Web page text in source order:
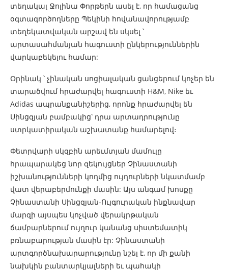
տեղակալ Ջոլինա Փորթերն ասել է, որ համացանց
օգտագործողները Պեկինի հովանավորությամբ
տեղեկատվական արշավ են սկսել ՝
արտասահմանյան հագուստի ընկերություններին
վարկաբեկելու համար:
Օրինակ ՝ չինական սոցիալական ցանցերում կոչեր են
տարածվում հրաժարվել հագուստի H&M, Nike եւ
Adidas ապրանքանիշերից, որոնք հրաժարվել են
Սինցզյան բամբակից՝ դրա արտադրությունը
ստրկատիրական աշխատանք համարելով։
Փետրվարի սկզբին արեւմտյան մամուլը
հրապարակեց նոր զեկույցներ Չինաստանի
իշխանությունների կողմից ույղուրների նկատմամբ
վատ վերաբերմունքի մասին: Այս անգամ խոսքը
Չինաստանի Սինցզյան-Ույգուրական ինքնավար
մարզի այսպես կոչված վերակրթական
ճամբարներում ույղուր կանանց սիստեմատիկ
բռնաբարության մասին էր: Չինաստանի
արտգործնախարարությունը նշել է, որ մի քանի
նախկին բանտարկյալների եւ պահակի